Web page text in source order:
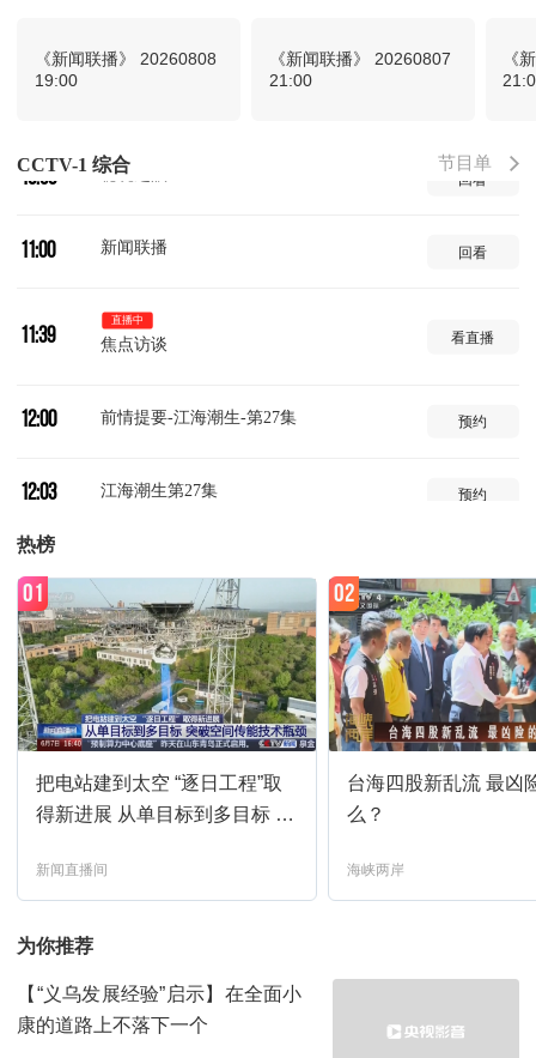
《新闻联播》 20260808
19:00
《新闻联播》 20260807
21:00
《
CCTV-1 综合 节目单
10:50 秘境之眼-2026-213 回看
11:00 新闻联播 回看
11:39
直播中
焦点访谈 看直播
12:00 前情提要-江海潮生-第27集 预约
12:03 江海潮生第27集 预约
12:56 江海潮生第28集 预约
13:44 非遗里的中国-MV 预约
13:51 三餐四季-宣传片 预约
14:00
14:36
15:27 星光大道-2026-43
热榜
把电站建到太空 “逐日工程”取
得新进展 从单目标到多目标 突
新闻直播间
01
台海四股新乱流 最凶
么？
海峡两岸
02
为你推荐
【“义乌发展经验”启示】在全面小
康的道路上不落下一个